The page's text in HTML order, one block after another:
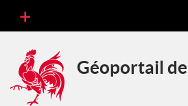
Géoportail